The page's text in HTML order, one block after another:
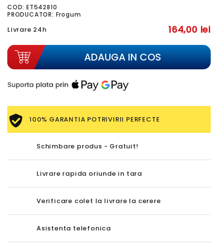
COD: ET542810
PRODUCATOR: Frogum
Livrare 24h 164,00 lei
ADAUGA IN COS
100% GARANTIA POTRIVIRII PERFECTE
Schimbare produs - Gratuit!
Livrare rapida oriunde in tara
Verificare colet la livrare la cerere
Asistenta telefonica